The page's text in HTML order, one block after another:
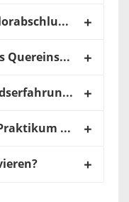
Kann ich mit einem Bachelorabschluss beim DLR einsteigen?
Habe ich beim DLR auch als Quereinsteiger*in eine Chance?
Kann ich beim DLR Auslandserfahrung sammeln?
Wie kann ich mich für ein Praktikum bewerben?